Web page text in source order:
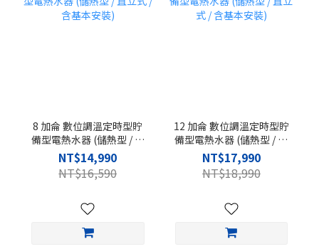
8 加侖 數位調溫定時型貯
備型電熱水器 (儲熱型 / 直
立式 / 含基本安裝)
NT$14,990
NT$16,590
12 加侖 數位調溫定時型貯
備型電熱水器 (儲熱型 / 直
立式 / 含基本安裝)
NT$17,990
NT$18,990